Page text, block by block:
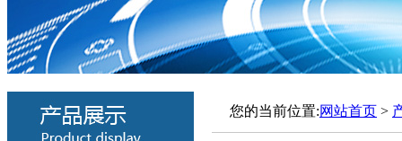
您的当前位置:网站首页 >